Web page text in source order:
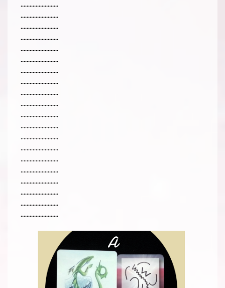
.........................
.........................
.........................
.........................
.........................
.........................
.........................
.........................
.........................
.........................
.........................
.........................
.........................
.........................
.........................
.........................
.........................
.........................
.........................
.........................